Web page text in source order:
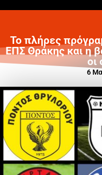
Το πλήρες
ΕΠΣ Θράκης και η
οι
6